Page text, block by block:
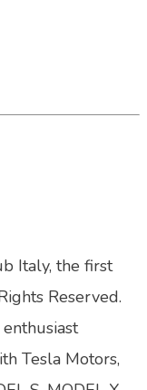
Italy, the first
Reserved.
Tesla Motors,